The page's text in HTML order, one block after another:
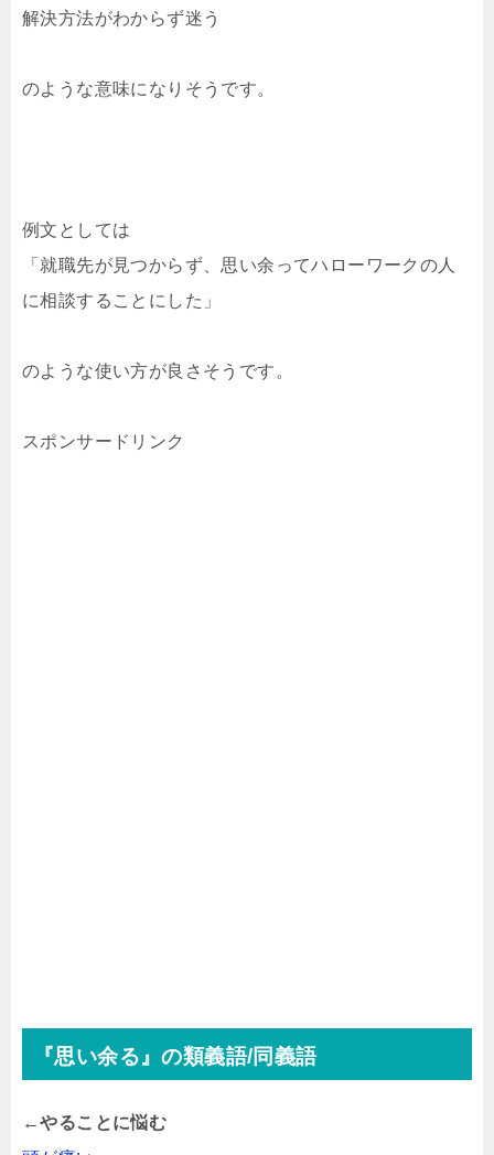
解決方法がわからず迷う
のような意味になりそうです。
例文としては
「就職先が見つからず、思い余ってハローワークの人
に相談することにした」
のような使い方が良さそうです。
スポンサードリンク
『思い余る』の類義語/同義語
←やることに悩む